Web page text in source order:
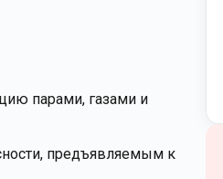
парами, газами и
предъявляемым к